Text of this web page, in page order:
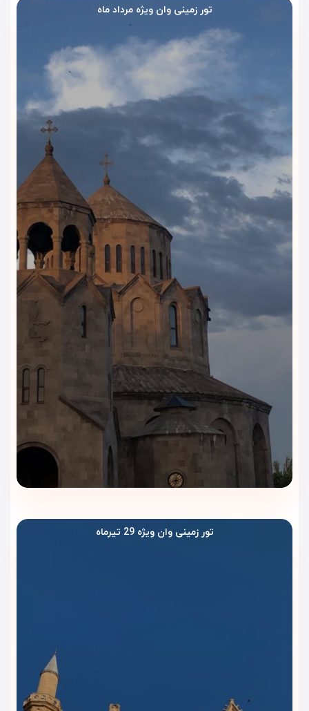
امکانات رفاهی و تفریحی هتل
رویال برک وان | ساده، کاربردی و
مناسب سفرهای اقتصادی
یک هتل اقتصادی
شهری است که امکانات رفاهی را به‌صورتکاربردی و متناسب با
ارائه می‌دهد. تمرکز اصلی این هتل برتمیزی، راحتی و
دسترسی مناسب شهریاست؛ موضوعی که برای بسیاری از
مسافران ایرانی در سفر به وان اهمیت زیادی دارد.
پذیرش شبانه‌روزی هتل امکان ورود و خروج در هر ساعت از
شبانه‌روز را فراهم می‌کند؛ مزیتی مهم برای سفرهای زمینی و
رسیدن در ساعات غیرمعمول.
اینترنت وای‌فای رایگان
اینترنت وای‌فای در اتاق‌ها و فضاهای عمومی هتل در دسترس
وجود آسانسور رفت‌وآمد بین طبقات را برای خانواده‌ها، سالمندان و
راهنمایی برای حمل‌ونقل شهری
تور زمینی وان ویژه مرداد ماه
تور زمینی وان ویژه 29 تیرماه